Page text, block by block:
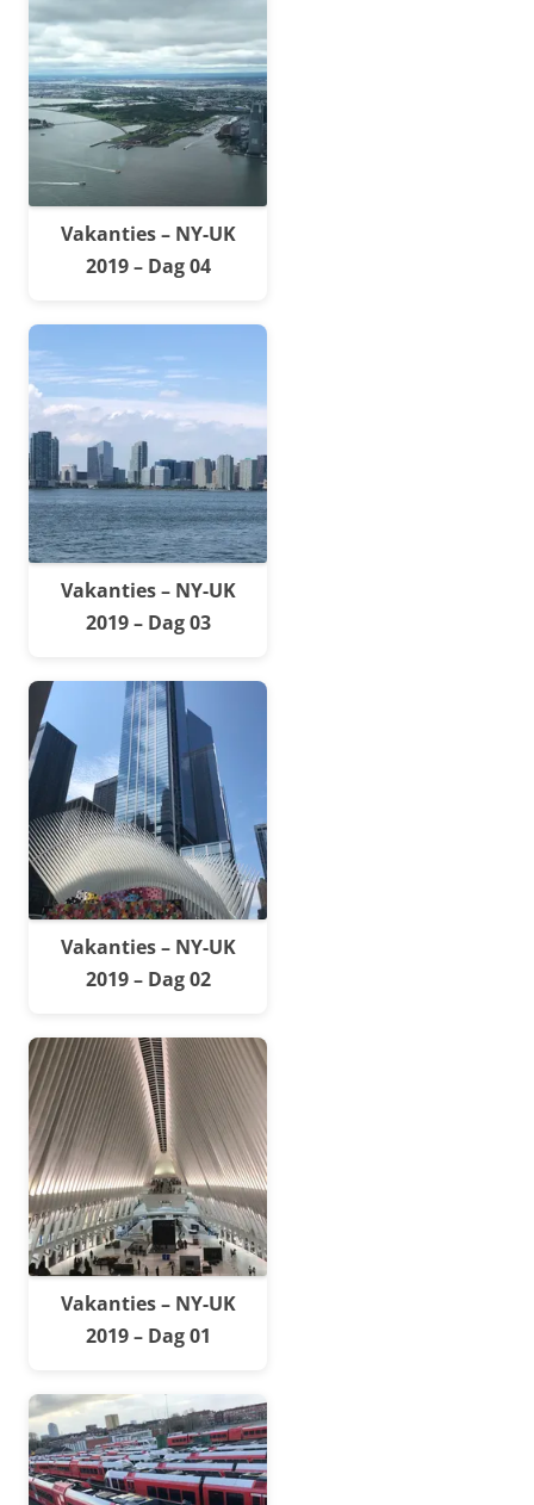
Vakanties – NY-UK
2019 – Dag 04
Vakanties – NY-UK
2019 – Dag 03
Vakanties – NY-UK
2019 – Dag 02
Vakanties – NY-UK
2019 – Dag 01